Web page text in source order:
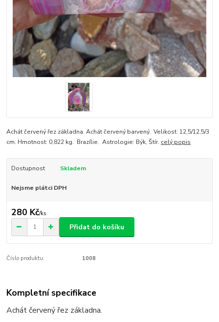
Achát červený řez základna. Achát červený barvený. Velikost: 12,5/12,5/3
cm. Hmotnost: 0,822 kg. Brazílie. Astrologie: Býk, Štír. celý popis
Dostupnost Skladem
Nejsme plátci DPH
280 Kč/ks
Přidat do košíku
Číslo produktu: 1008
Kompletní specifikace
Achát červený řez základna.